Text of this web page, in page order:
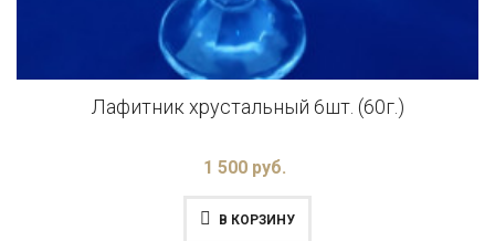
Лафитник хрустальный 6шт. (60г.)
1 500 руб.
В КОРЗИНУ